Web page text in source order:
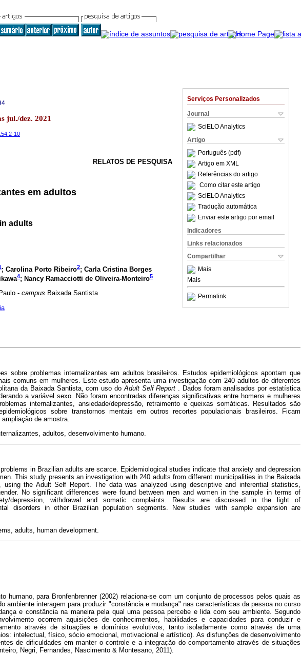
Serviços Personalizados
Journal
SciELO Analytics
Artigo
Português (pdf)
Artigo em XML
Referências do artigo
Como citar este artigo
SciELO Analytics
Tradução automática
Enviar este artigo por email
Indicadores
Links relacionados
Compartilhar
Mais
Mais
Permalink
jul./dez. 2021
10
RELATOS DE PESQUISA
em adultos
adults
; Carolina Porto Ribeiro2; Carla Cristina Borges
4; Nancy Ramacciotti de Oliveira-Monteiro5
- campus Baixada Santista
sobre problemas internalizantes em adultos brasileiros. Estudos epidemiológicos apontam que
comuns em mulheres. Este estudo apresenta uma investigação com 240 adultos de diferentes
da Baixada Santista, com uso do Adult Self Report . Dados foram analisados por estatística
a variável sexo. Não foram encontradas diferenças significativas entre homens e mulheres
internalizantes, ansiedade/depressão, retraimento e queixas somáticas. Resultados são
sobre transtornos mentais em outros recortes populacionais brasileiros. Ficam
de amostra.
adultos, desenvolvimento humano.
in Brazilian adults are scarce. Epidemiological studies indicate that anxiety and depression
This study presents an investigation with 240 adults from different municipalities in the Baixada
using the Adult Self Report. The data was analyzed using descriptive and inferential statistics,
No significant differences were found between men and women in the sample in terms of
depression, withdrawal and somatic complaints. Results are discussed in the light of
disorders in other Brazilian population segments. New studies with sample expansion are
adults, human development.
humano, para Bronfenbrenner (2002) relaciona-se com um conjunto de processos pelos quais as
ambiente interagem para produzir "constância e mudança" nas características da pessoa no curso
e constância na maneira pela qual uma pessoa percebe e lida com seu ambiente. Segundo
ocorrem aquisições de conhecimentos, habilidades e capacidades para conduzir e
através de situações e domínios evolutivos, tanto isoladamente como através de uma
intelectual, físico, sócio emocional, motivacional e artístico). As disfunções de desenvolvimento
de dificuldades em manter o controle e a integração do comportamento através de situações
Negri, Fernandes, Nascimento & Montesano, 2011).